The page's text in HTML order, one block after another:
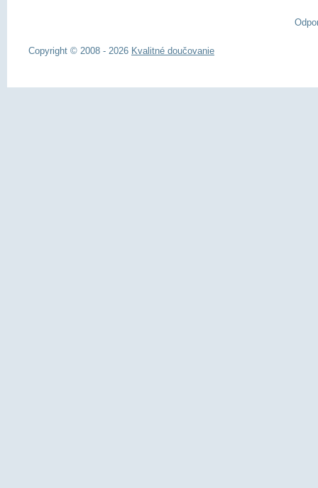
Copyright © 2008 - 2026 Kvalitné doučovanie